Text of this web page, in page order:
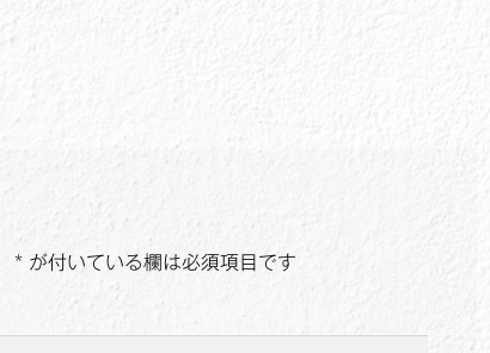
*が付いている欄は必須項目です